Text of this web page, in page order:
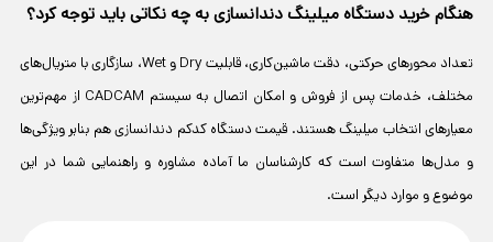
هنگام خرید دستگاه میلینگ دندانسازی به چه نکاتی باید توجه کرد؟
تعداد محورهای حرکتی، دقت ماشین‌کاری، قابلیت Dry و Wet، سازگاری با متریال‌های
مختلف، خدمات پس از فروش و امکان اتصال به سیستم CADCAM از مهم‌ترین
معیارهای انتخاب میلینگ هستند. قیمت دستگاه کدکم دندانسازی هم بنابر ویژگی‌ها
و مدل‌ها متفاوت است که کارشناسان ما آماده مشاوره و راهنمایی شما در این
موضوع و موارد دیگر است.